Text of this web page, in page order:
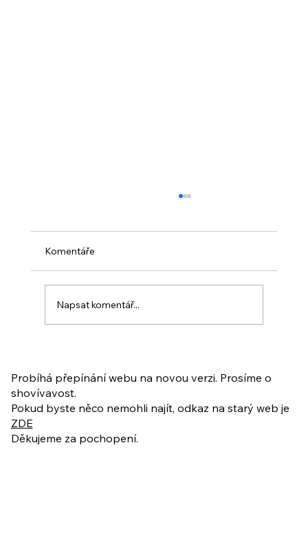
ukázkové lekce
Komentáře
Napsat komentář...
Probíhá přepínání webu na novou verzi. Prosíme o
shovívavost.
Pokud byste něco nemohli najít, odkaz na starý web je
ZDE
Děkujeme za pochopení.